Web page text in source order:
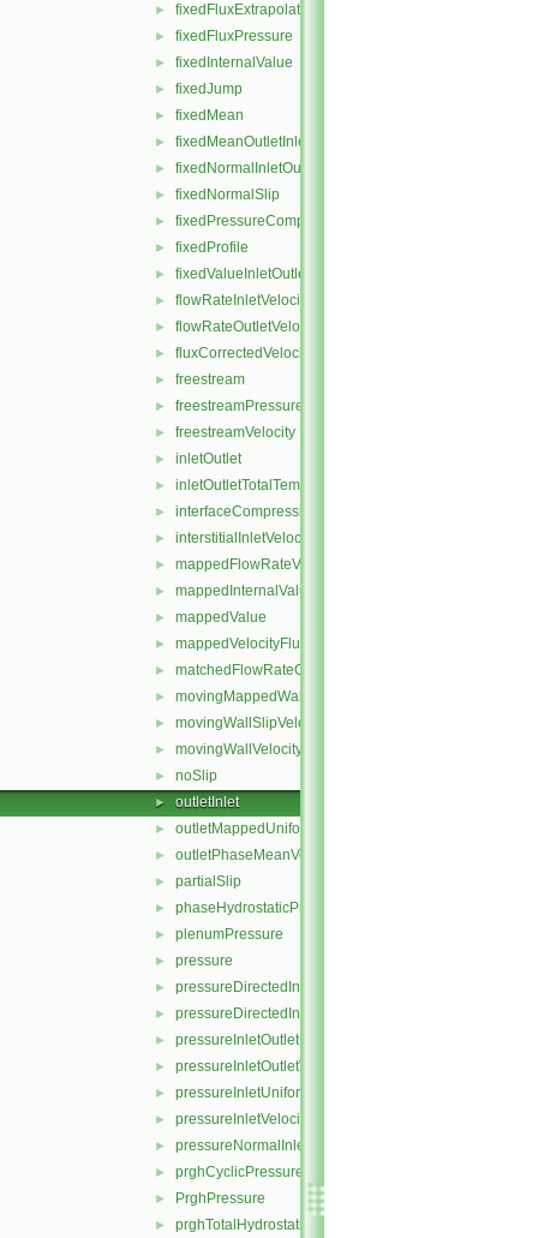
► fixedFluxExtrapolatedPressure
► fixedFluxPressure
► fixedInternalValue
► fixedJump
► fixedMean
► fixedMeanOutletInlet
► fixedNormalInletOutletVelocity
► fixedNormalSlip
► fixedPressureCompressibleDensity
► fixedProfile
► fixedValueInletOutlet
► flowRateInletVelocity
► flowRateOutletVelocity
► fluxCorrectedVelocity
► freestream
► freestreamPressure
► freestreamVelocity
► inletOutlet
► inletOutletTotalTemperature
► interfaceCompression
► interstitialInletVelocity
► mappedFlowRateVelocity
► mappedInternalValue
► mappedValue
► mappedVelocityFlux
► matchedFlowRateOutletVelocity
► movingMappedWallVelocity
► movingWallSlipVelocity
► movingWallVelocity
► noSlip
► outletInlet
► outletMappedUniformInlet
► outletPhaseMeanVelocity
► partialSlip
► phaseHydrostaticPressure
► plenumPressure
► pressure
► pressureDirectedInletOutletVelocity
► pressureDirectedInletVelocity
► pressureInletOutletParSlipVelocity
► pressureInletOutletVelocity
► pressureInletUniformVelocity
► pressureInletVelocity
► pressureNormalInletOutletVelocity
► prghCyclicPressure
► PrghPressure
► prghTotalHydrostaticPressure